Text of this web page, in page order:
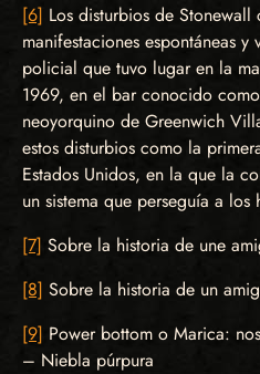
[6] Los disturbios de
manifestaciones espontáneas
policial que tuvo lugar en la
1969, en el bar conocido
neoyorquino de Greenwich
estos disturbios como la
Estados Unidos, en la que la
un sistema que perseguía a los
[7] Sobre la historia de une
[8] Sobre la historia de un
[9] Power bottom o Marica:
– Niebla púrpura